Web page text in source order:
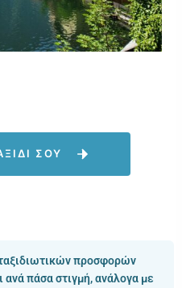
ΣΟΥ
προσφορών
ανά πάσα στιγμή, ανάλογα με